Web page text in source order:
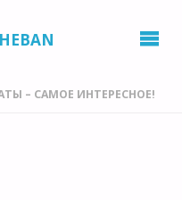
– САМОЕ ИНТЕРЕСНОЕ!